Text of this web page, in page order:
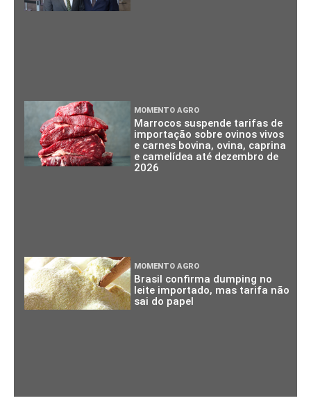
MOMENTO AGRO
Marrocos suspende tarifas de
importação sobre ovinos vivos
e carnes bovina, ovina, caprina
e camelídea até dezembro de
2026
MOMENTO AGRO
Brasil confirma dumping no
leite importado, mas tarifa não
sai do papel